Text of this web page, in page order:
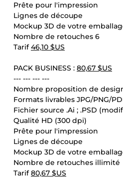
Prête pour l'impression
Lignes de découpe
Mockup 3D de votre
Nombre de retouches 6
Tarif46,10 $US
PACK BUSINESS : 80,67 $US
--- --- --- ---
Nombre proposition de
Formats livrables JPG/PNG/
Fichier source .Ai ; .PSD
Qualité HD (300 dpi)
Prête pour l'impression
Lignes de découpe
Mockup 3D de votre
Nombre de retouches illimité
Tarif80,67 $US